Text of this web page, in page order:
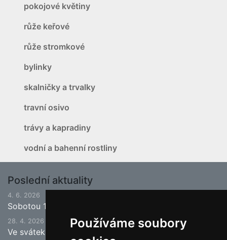
Používáme soubory
pokojové květiny
růže keřové
růže stromkové
bylinky
skalničky a trvalky
travní osivo
trávy a kapradiny
vodní a bahenní rostliny
Poslední aktuality
4. 6. 2026
Sobotou 13.6.2026 bude ukončena jarní sezona.
28. 4. 2026
Ve svátek 1.5. (pátek) bude naše prodejna zavřena a